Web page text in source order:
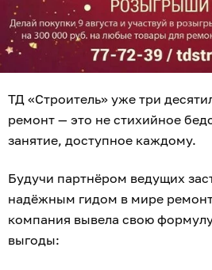
ТД «Строитель» уже три
ремонт — это не стихийное
занятие, доступное каждому.
Будучи партнёром ведущих
надёжным гидом в мире
компания вывела свою
выгоды: